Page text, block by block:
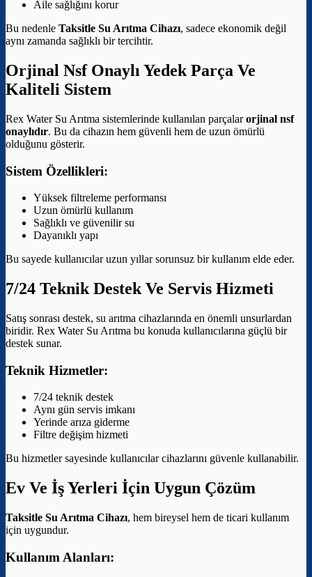
Aile sağlığını korur
Bu nedenle Taksitle Su Arıtma Cihazı, sadece ekonomik değil
aynı zamanda sağlıklı bir tercihtir.
Orjinal Nsf Onaylı Yedek Parça Ve
Kaliteli Sistem
Rex Water Su Arıtma sistemlerinde kullanılan parçalarorjinal nsf
onaylıdır. Bu da cihazın hem güvenli hem de uzun ömürlü
olduğunu gösterir.
Sistem Özellikleri:
Yüksek filtreleme performansı
Uzun ömürlü kullanım
Sağlıklı ve güvenilir su
Dayanıklı yapı
Bu sayede kullanıcılar uzun yıllar sorunsuz bir kullanım elde eder.
7/24 Teknik Destek Ve Servis Hizmeti
Satış sonrası destek, su arıtma cihazlarında en önemli unsurlardan
biridir. Rex Water Su Arıtma bu konuda kullanıcılarına güçlü bir
destek sunar.
Teknik Hizmetler:
7/24 teknik destek
Aynı gün servis imkanı
Yerinde arıza giderme
Filtre değişim hizmeti
Bu hizmetler sayesinde kullanıcılar cihazlarını güvenle kullanabilir.
Ev Ve İş Yerleri İçin Uygun Çözüm
Taksitle Su Arıtma Cihazı, hem bireysel hem de ticari kullanım
için uygundur.
Kullanım Alanları: